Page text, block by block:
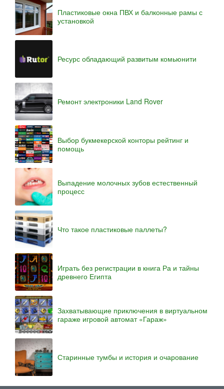
Пластиковые окна ПВХ и балконные рамы с
установкой
Ресурс обладающий развитым комьюнити
Ремонт электроники Land Rover
Выбор букмекерской конторы рейтинг и
помощь
Выпадение молочных зубов естественный
процесс
Что такое пластиковые паллеты?
Играть без регистрации в книга Ра и тайны
древнего Египта
Захватывающие приключения в виртуальном
гараже игровой автомат «Гараж»
Старинные тумбы и история и очарование